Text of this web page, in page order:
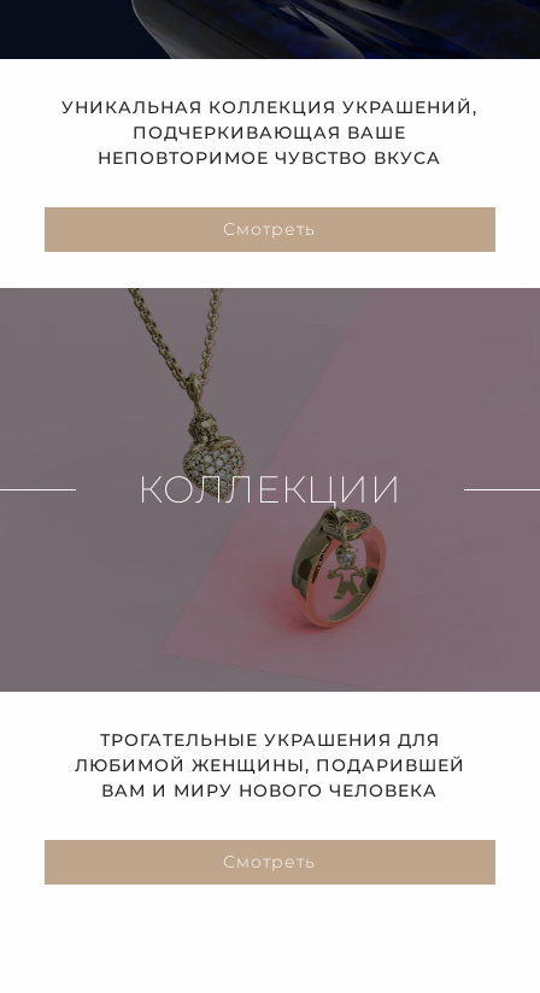
УНИКАЛЬНАЯ КОЛЛЕКЦИЯ УКРАШЕНИЙ,
ПОДЧЕРКИВАЮЩАЯ ВАШЕ
НЕПОВТОРИМОЕ ЧУВСТВО ВКУСА
Смотреть
КОЛЛЕКЦИИ
ТРОГАТЕЛЬНЫЕ УКРАШЕНИЯ ДЛЯ
ЛЮБИМОЙ ЖЕНЩИНЫ, ПОДАРИВШЕЙ
ВАМ И МИРУ НОВОГО ЧЕЛОВЕКА
Смотреть